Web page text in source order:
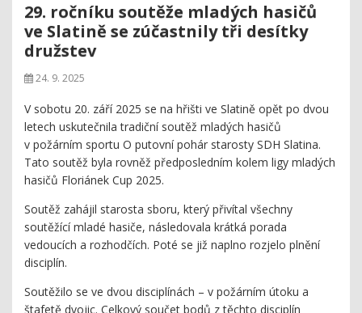
29. ročníku soutěže mladých hasičů
ve Slatině se zúčastnily tři desítky
družstev
24. 9. 2025
V sobotu 20. září 2025 se na hřišti ve Slatině opět po dvou
letech uskutečnila tradiční soutěž mladých hasičů
v požárním sportu O putovní pohár starosty SDH Slatina.
Tato soutěž byla rovněž předposledním kolem ligy mladých
hasičů Floriánek Cup 2025.
Soutěž zahájil starosta sboru, který přivítal všechny
soutěžící mladé hasiče, následovala krátká porada
vedoucích a rozhodčích. Poté se již naplno rozjelo plnění
disciplín.
Soutěžilo se ve dvou disciplínách – v požárním útoku a
štafetě dvojic. Celkový součet bodů z těchto disciplín